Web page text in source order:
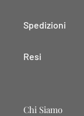
Spedizioni
Resi
Chi Siamo